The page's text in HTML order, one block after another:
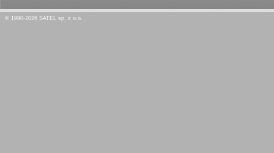
© 1990-2026 SATEL sp. z o.o.